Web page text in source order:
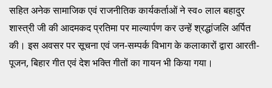
सहित अनेक सामाजिक एवं राजनीतिक कार्यकर्ताओं ने स्व० लाल बहादुर
शास्त्री जी की आदमकद प्रतिमा पर माल्यार्पण कर उन्हें श्रद्धांजलि अर्पित
की। इस अवसर पर सूचना एवं जन-सम्पर्क विभाग के कलाकारों द्वारा आरती-
पूजन, बिहार गीत एवं देश भक्ति गीतों का गायन भी किया गया।